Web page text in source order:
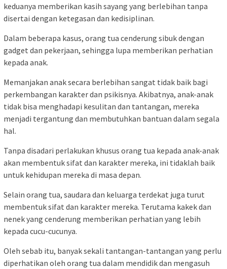
keduanya memberikan kasih sayang yang berlebihan tanpa
disertai dengan ketegasan dan kedisiplinan.
Dalam beberapa kasus, orang tua cenderung sibuk dengan
gadget dan pekerjaan, sehingga lupa memberikan perhatian
kepada anak.
Memanjakan anak secara berlebihan sangat tidak baik bagi
perkembangan karakter dan psikisnya. Akibatnya, anak-anak
tidak bisa menghadapi kesulitan dan tantangan, mereka
menjadi tergantung dan membutuhkan bantuan dalam segala
hal.
Tanpa disadari perlakukan khusus orang tua kepada anak-anak
akan membentuk sifat dan karakter mereka, ini tidaklah baik
untuk kehidupan mereka di masa depan.
Selain orang tua, saudara dan keluarga terdekat juga turut
membentuk sifat dan karakter mereka. Terutama kakek dan
nenek yang cenderung memberikan perhatian yang lebih
kepada cucu-cucunya.
Oleh sebab itu, banyak sekali tantangan-tantangan yang perlu
diperhatikan oleh orang tua dalam mendidik dan mengasuh